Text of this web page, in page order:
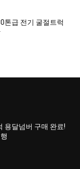
톤급 전기 굴절트럭
용달넘버 구매 완료!